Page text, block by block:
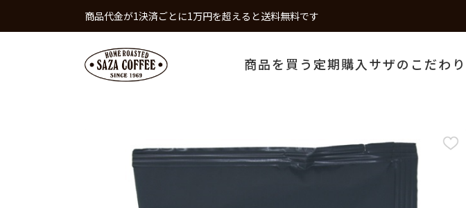
商品代金が1決済ごとに1万円を超えると送料無料です
商品を買う 定期購入 サザのこだわり